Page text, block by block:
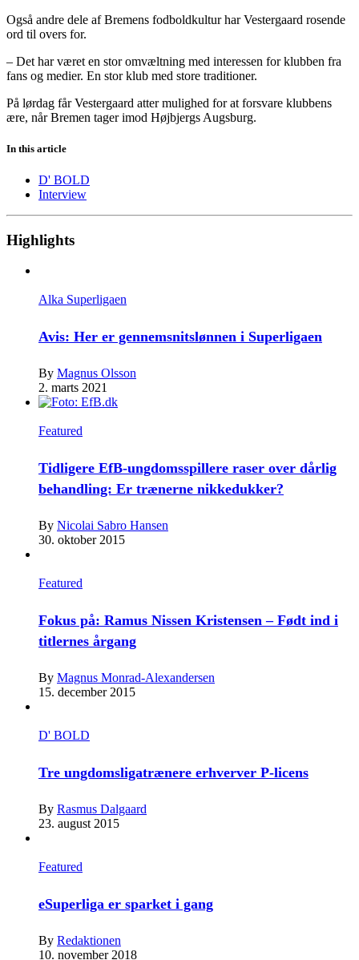
Også andre dele af Bremens fodboldkultur har Vestergaard rosende
ord til overs for.
– Det har været en stor omvæltning med interessen for klubben fra
fans og medier. En stor klub med store traditioner.
På lørdag får Vestergaard atter mulighed for at forsvare klubbens
ære, når Bremen tager imod Højbjergs Augsburg.
In this article
D' BOLD
Interview
Highlights
Alka Superligaen
Avis: Her er gennemsnitslønnen i Superligaen
By Magnus Olsson
2. marts 2021
Featured
Tidligere EfB-ungdomsspillere raser over dårlig
behandling: Er trænerne nikkedukker?
By Nicolai Sabro Hansen
30. oktober 2015
Featured
Fokus på: Ramus Nissen Kristensen – Født ind i
titlernes årgang
By Magnus Monrad-Alexandersen
15. december 2015
D' BOLD
Tre ungdomsligatrænere erhverver P-licens
By Rasmus Dalgaard
23. august 2015
Featured
eSuperliga er sparket i gang
By Redaktionen
10. november 2018